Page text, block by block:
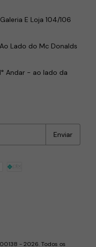
E Loja 104/106
Lado do Mc Donalds
Andar - ao lado da
- 2026. Todos os